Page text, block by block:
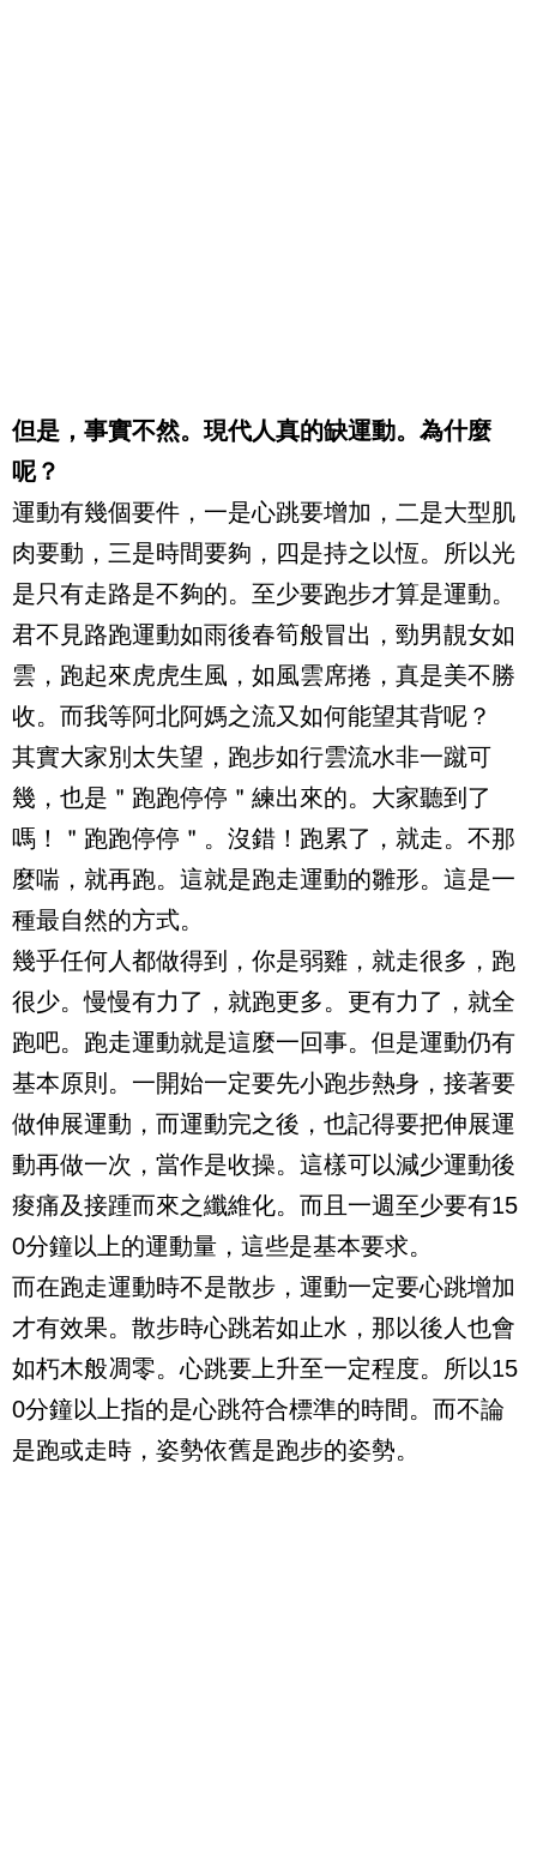
但是，事實不然。現代人真的缺運動。為什麼
呢？
運動有幾個要件，一是心跳要增加，二是大型肌
肉要動，三是時間要夠，四是持之以恆。所以光
是只有走路是不夠的。至少要跑步才算是運動。
君不見路跑運動如雨後春筍般冒出，勁男靚女如
雲，跑起來虎虎生風，如風雲席捲，真是美不勝
收。而我等阿北阿媽之流又如何能望其背呢？
其實大家別太失望，跑步如行雲流水非一蹴可
幾，也是＂跑跑停停＂練出來的。大家聽到了
嗎！＂跑跑停停＂。沒錯！跑累了，就走。不那
麼喘，就再跑。這就是跑走運動的雛形。這是一
種最自然的方式。
幾乎任何人都做得到，你是弱雞，就走很多，跑
很少。慢慢有力了，就跑更多。更有力了，就全
跑吧。跑走運動就是這麼一回事。但是運動仍有
基本原則。一開始一定要先小跑步熱身，接著要
做伸展運動，而運動完之後，也記得要把伸展運
動再做一次，當作是收操。這樣可以減少運動後
痠痛及接踵而來之纖維化。而且一週至少要有15
0分鐘以上的運動量，這些是基本要求。
而在跑走運動時不是散步，運動一定要心跳增加
才有效果。散步時心跳若如止水，那以後人也會
如朽木般凋零。心跳要上升至一定程度。所以15
0分鐘以上指的是心跳符合標準的時間。而不論
是跑或走時，姿勢依舊是跑步的姿勢。